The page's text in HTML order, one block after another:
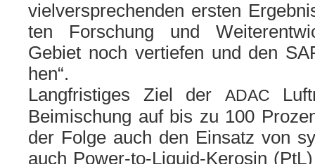
viel­ver­spre­chen­den ers­ten
ten Forschung und
Gebiet noch ver­tie­fen und den
hen“.
Langfristiges Ziel der ADAC
Beimischung auf bis zu 100
der Folge auch den Einsatz von
auch Power-to-Liquid-Kerosin